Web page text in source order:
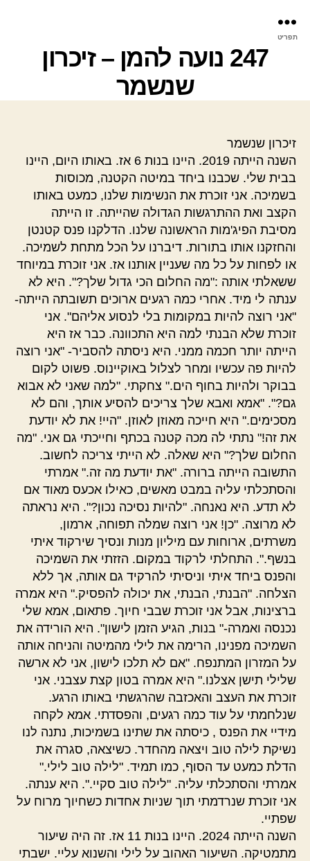
תפריט
247 נועה להמן – זיכרון
שנשמר
זיכרון שנשמר
השנה הייתה 2019. היינו בנות 6 אז. באותו היום, היינו
בבית שלי. שכבנו ביחד במיטה הקטנה, מכוסות
בשמיכה. אני זוכרת את הנשימות שלנו, כמעט באותו
הקצב ואת ההתרגשות הגדולה שהייתה. זו הייתה
מסיבת הפיג'מות הראשונה שלנו. הדלקנו פנס קטנטן
והחזקנו אותו בתורות. דיברנו על הכל מתחת לשמיכה.
או לפחות על כל מה שעניין אותנו אז. אני זוכרת במיוחד
ששאלתי אותה :"מה החלום הכי גדול שלך?". היא לא
ענתה לי מיד. אחרי כמה רגעים ארוכים תשובתה הייתה-
"אני רוצה להיות במקומות בלי לנסוע אליהם". אני
זוכרת שלא הבנתי למה היא התכוונה. כבר אז היא
הייתה יותר חכמה ממני. היא ניסתה להסביר- "אני רוצה
להיות פה עכשיו ומחר לצלול באוקיינוס. פשוט לקום
בבוקר ולהיות בחוף הים." צחקתי. "למה שאני לא אבוא
גם?". "אמא ואבא שלך צריכים להסיע אותך, והם לא
מסכימים." היא חייכה מאוזן לאוזן. "היי! את לא יודעת
את זה!" נתתי לה מכה קטנה בכתף וחייכתי גם אני. "מה
החלום שלך?" היא שאלה. לא הייתי צריכה לחשוב.
התשובה הייתה ברורה. "את יודעת מה זה." אמרתי
והסתכלתי עליה במבט מאשים, כאילו אכעס מאוד אם
לא תדע. היא נאנחה. "להיות נסיכה נכון?". היא נראתה
לא מרוצה. "כן! אני רוצה שמלה תפוחה, ארמון,
משרתים, ארוחות עם מיליון מנות ונסיך שירקוד איתי
בנשף.". התחלתי לרקוד במקום. הזזתי את השמיכה
והפנס ביחד איתי וניסיתי להרקיד גם אותה, אך ללא
הצלחה. "הבנתי, הבנתי, את יכולה להפסיק." היא אמרה
ברצינות, אבל אני זוכרת שבבי חיוך. פתאום, אמא שלי
נכנסה ואמרה-" בנות, הגיע הזמן לישון". היא הורידה את
השמיכה מפנינו, הרימה את לילי מהמיטה והניחה אותה
על המזרון המתנפח. "אם לא תלכו לישון, אני לא ארשה
שלילי תישן אצלנו." היא אמרה בטון קצת עצבני. אני
זוכרת את העצב והאכזבה שהרגשתי באותו הרגע.
שנלחמתי על עוד כמה רגעים, והפסדתי. אמא לקחה
מידיי את הפנס , כיסתה את שתינו בשמיכות, נתנה לנו
נשיקת לילה טוב ויצאה מהחדר. כשיצאה, סגרה את
הדלת כמעט עד הסוף, כמו תמיד. "לילה טוב לילי."
אמרתי והסתכלתי עליה. "לילה טוב סקיי.". היא ענתה.
אני זוכרת שנרדמתי תוך שניות אחדות כשחיוך מרוח על
שפתיי.
השנה הייתה 2024. היינו בנות 11 אז. זה היה שיעור
מתמטיקה. השיעור האהוב על לילי והשנוא עליי. ישבתי